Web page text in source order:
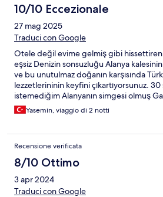
10/10 Eccezionale
27 mag 2025
Traduci con Google
Otele değil evime gelmiş gibi
eşsiz Denizin sonsuzluğu Alanya
ve bu unutulmaz doğanın karşısında
lezzetlerininin keyfini çıkartıyorsunuz.
istemediğim Alanyanın simgesi olmuş
Yasemin, viaggio di 2 notti
Recensione verificata
8/10 Ottimo
3 apr 2024
Traduci con Google